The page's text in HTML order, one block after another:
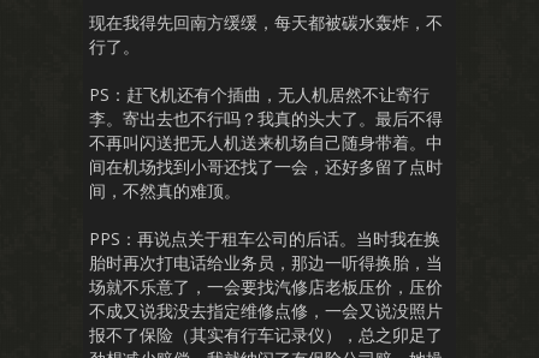
现在我得先回南方缓缓，每天都被碳水轰炸，不
行了。
PS：赶飞机还有个插曲，无人机居然不让寄行
李。寄出去也不行吗？我真的头大了。最后不得
不再叫闪送把无人机送来机场自己随身带着。中
间在机场找到小哥还找了一会，还好多留了点时
间，不然真的难顶。
PPS：再说点关于租车公司的后话。当时我在换
胎时再次打电话给业务员，那边一听得换胎，当
场就不乐意了，一会要找汽修店老板压价，压价
不成又说我没去指定维修点修，一会又说没照片
报不了保险（其实有行车记录仪），总之卯足了